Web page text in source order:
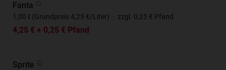
Fanta
1,00 ℓ (Grundpreis 4,25 €/Liter) · zzgl. 0,25 € Pfand
4,25 € + 0,25 € Pfand
Sprite